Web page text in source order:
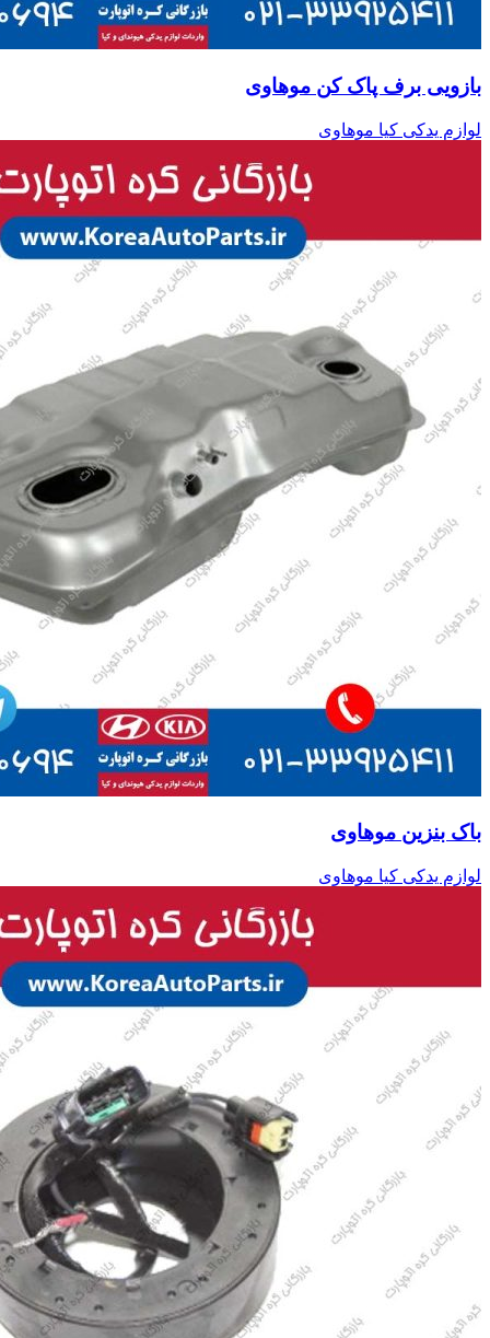
بازویی برف پاک کن موهاوی
لوازم یدکی کیا موهاوی
باک بنزین موهاوی
لوازم یدکی کیا موهاوی